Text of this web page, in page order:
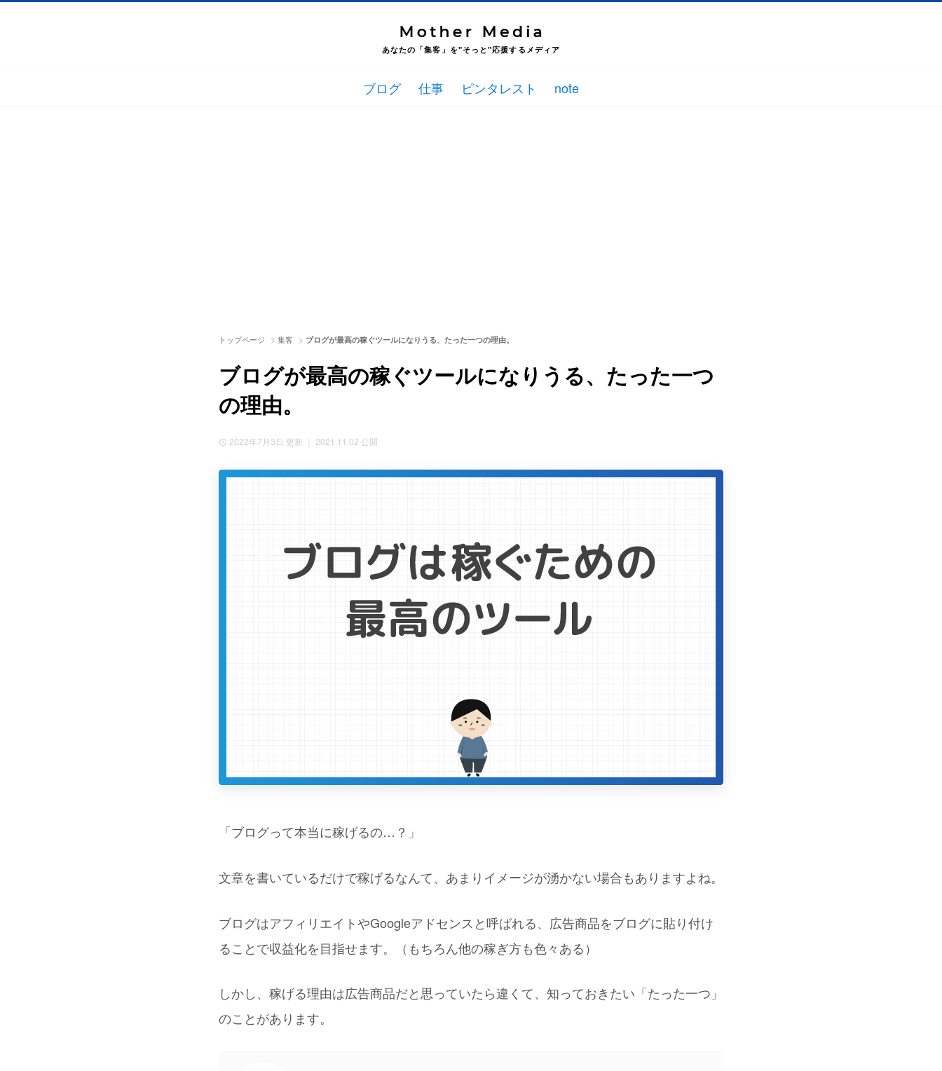
あなたの「集客」を"そっと"応援するメディア
ブログ 仕事 ピンタレスト note
トップページ > 集客 > ブログが最高の稼ぐツールになりうる、たった一つの理由。
ブログが最高の稼ぐツールになりうる、たった一つ
の理由。
2022年7月3日 更新 ｜ 2021.11.02 公開
「ブログって本当に稼げるの…？」
文章を書いているだけで稼げるなんて、あまりイメージが湧かない場合もありますよね。
ブログはアフィリエイトやGoogleアドセンスと呼ばれる、広告商品をブログに貼り付け
ることで収益化を目指せます。（もちろん他の稼ぎ方も色々ある）
しかし、稼げる理由は広告商品だと思っていたら違くて、知っておきたい「たった一つ」
のことがあります。